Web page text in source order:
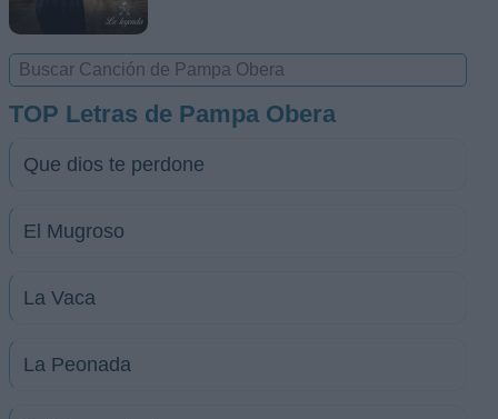
TOP Letras de Pampa Obera
Que dios te perdone
El Mugroso
La Vaca
La Peonada